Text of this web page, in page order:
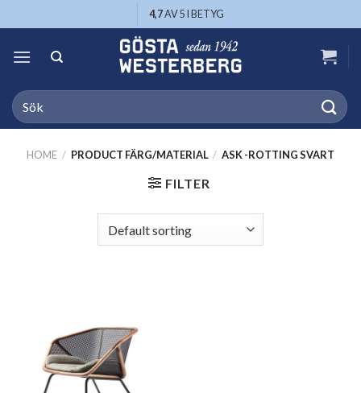
to
content
4,7AV 5 I BETYG
Search
for:
HOME / PRODUCT FÄRG/MATERIAL / ASK -ROTTING SVART
FILTER